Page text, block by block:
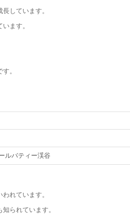
しています。
ます。
。
ルバティー渓谷
れています。
られています。